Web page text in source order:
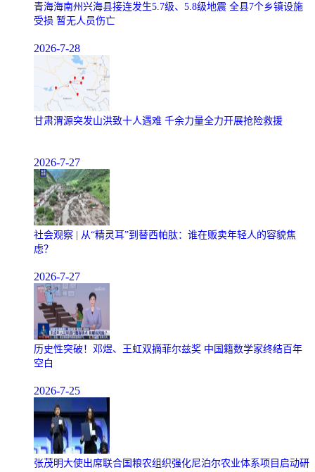
青海海南州兴海县接连发生5.7级、5.8级地震 全县7个乡镇设施
受损 暂无人员伤亡
2026-7-28
甘肃渭源突发山洪致十人遇难 千余力量全力开展抢险救援
2026-7-27
社会观察 | 从“精灵耳”到替西帕肽：谁在贩卖年轻人的容貌焦
虑？
2026-7-27
历史性突破！邓煜、王虹双摘菲尔兹奖 中国籍数学家终结百年
空白
2026-7-25
张茂明大使出席联合国粮农组织强化尼泊尔农业体系项目启动研